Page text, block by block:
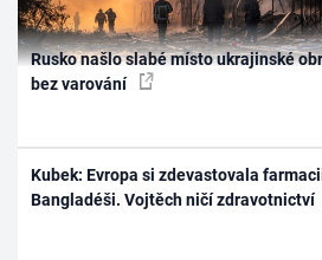
Rusko našlo slabé místo ukrajinské
bez varování
Kubek: Evropa si zdevastovala
Bangladéši. Vojtěch ničí zdravotnictví